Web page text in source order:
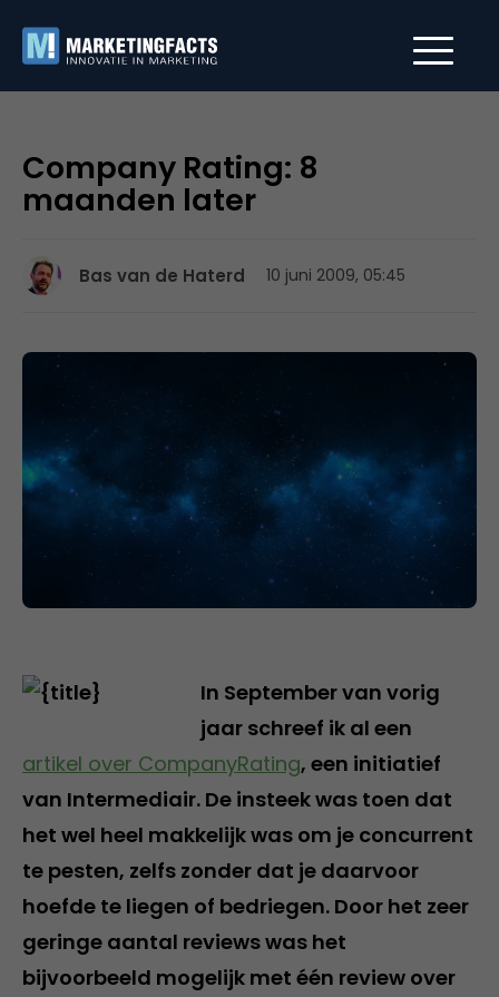
Company Rating: 8
maanden later
Bas van de Haterd 10 juni 2009, 05:45
In September van vorig
jaar schreef ik al een
artikel over CompanyRating, een initiatief
van Intermediair. De insteek was toen dat
het wel heel makkelijk was om je concurrent
te pesten, zelfs zonder dat je daarvoor
hoefde te liegen of bedriegen. Door het zeer
geringe aantal reviews was het
bijvoorbeeld mogelijk met één review over